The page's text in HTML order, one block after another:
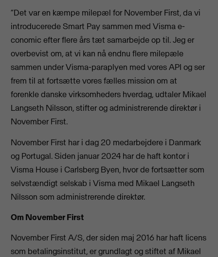
“Det var en kæmpe milepæl for November First, da vi
introducerede Smart Pay sammen med Visma e-
conomic efter flere års tæt samarbejde op til. Jeg er
overbevist om, at vi kan nå endnu flere milepæle
sammen under Visma-paraplyen med vores API og ser
frem til at fortsætte vores fælles mission om at
forenkle danske virksomheders hverdag, udtaler Mikael
Langseth Nilsson, stifter og administrerende direktør i
November First.
November First har i dag 20 medarbejdere i Danmark
og Portugal. Siden januar 2024 har de haft kontor i
Visma House i Carlsberg Byen, hvor de fortsætter som
selvstændigt selskab i Visma med Mikael Langseth
Nilsson som administrerende direktør.
Om November First
November First A/S, der siden maj 2016 har haft licens
som betalingsinstitut, er grundlagt og stiftet af Mikael